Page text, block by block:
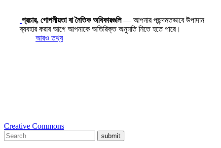
প্রচার, গোপনীয়তা বা নৈতিক অধিকারগুলি— আপনার পছন্দমতভাবে উপাদান
ব্যবহার করার আগে আপনাকে অতিরিক্ত অনুমতি নিতে হতে পারে।
আরও তথ্য
Creative Commons
submit